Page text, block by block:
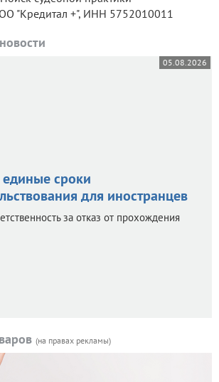
"Кредитал +", ИНН 5752010011
05.08.2026
сроки
для иностранцев
за отказ от прохождения
(на правах рекламы)